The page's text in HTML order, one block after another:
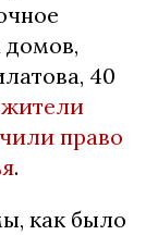
40
жители
право
.
как было